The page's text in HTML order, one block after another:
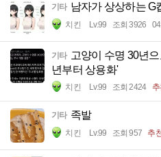
기타 남자가 상상하는 G
치킨 Lv.99 조회 3926
기타 고양이 수명 30년
년부터 상용화'
치킨 Lv.99 조회 2424
기타 족발
치킨 Lv.99 조회 957 추